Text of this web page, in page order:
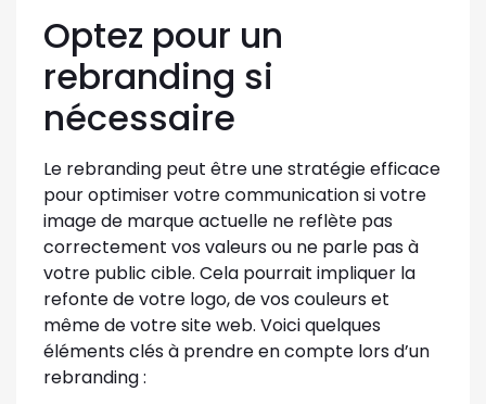
Optez pour un
rebranding si
nécessaire
Le rebranding peut être une stratégie efficace
pour optimiser votre communication si votre
image de marque actuelle ne reflète pas
correctement vos valeurs ou ne parle pas à
votre public cible. Cela pourrait impliquer la
refonte de votre logo, de vos couleurs et
même de votre site web. Voici quelques
éléments clés à prendre en compte lors d’un
rebranding :